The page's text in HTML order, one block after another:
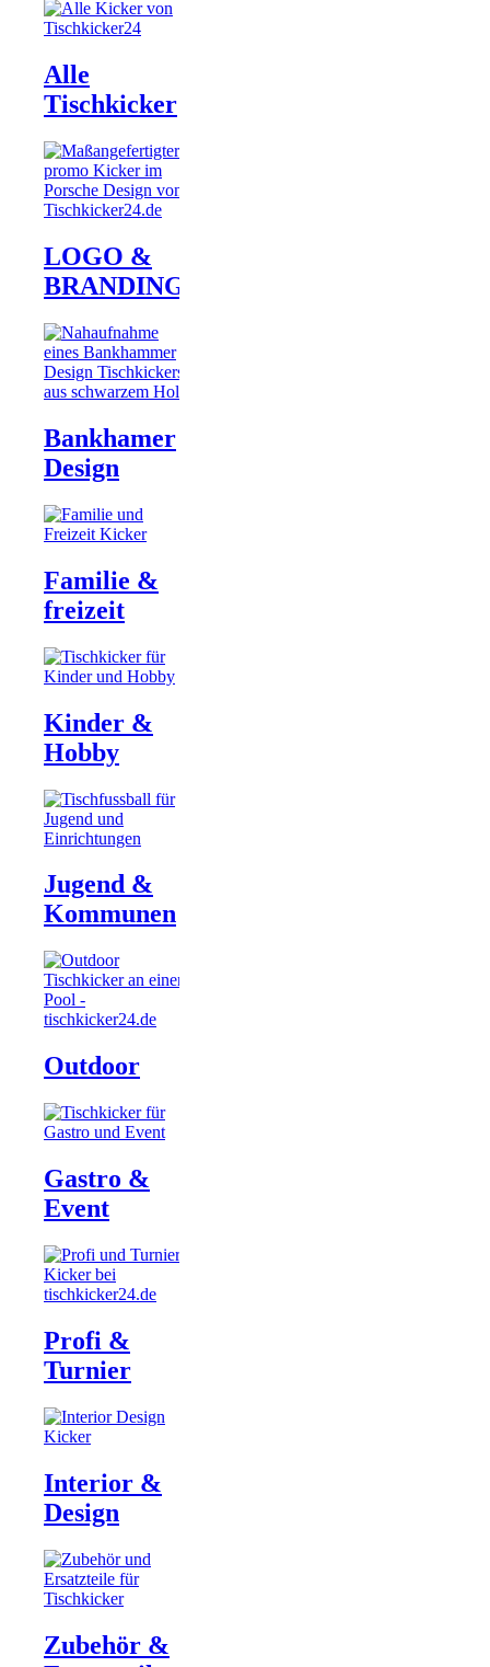
Alle
Tischkicker
LOGO &
BRANDING
Bankhamer
Design
Familie &
freizeit
Kinder &
Hobby
Jugend &
Kommunen
Outdoor
Gastro &
Event
Profi &
Turnier
Interior &
Design
Zubehör &